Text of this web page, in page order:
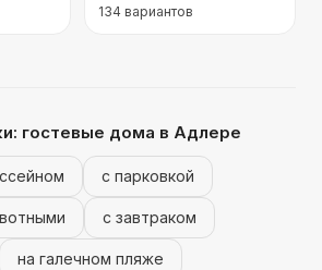
134 вариантов
гостевые дома в Адлере
с парковкой
с завтраком
на галечном пляже